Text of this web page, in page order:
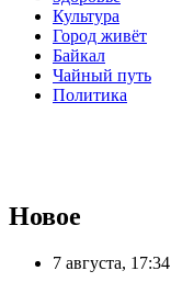
Культура
Город живёт
Байкал
Чайный путь
Политика
Новое
7 августа, 17:34